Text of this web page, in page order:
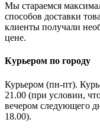
Мы стараемся
способов доставки
клиенты получали
цене.
Курьером по городу
Курьером (пн-пт).
21.00 (при условии,
вечером следующего
18.00).